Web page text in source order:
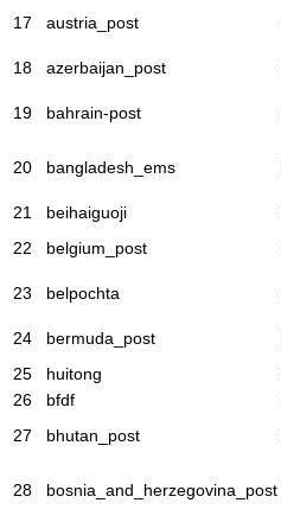
17
austria_post
18
azerbaijan_post
19
bahrain-post
20 bangladesh_ems
21
beihaiguoji
22
belgium_post
23
belpochta
24
bermuda_post
25
huitong
26
bfdf
27
bhutan_post
28 bosnia_and_herzegovina_post